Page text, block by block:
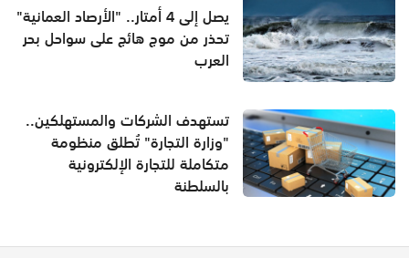
يصل إلى 4 أمتار.. "الأرصاد العمانية"
تحذر من موج هائج على سواحل بحر
العرب
تستهدف الشركات والمستهلكين..
"وزارة التجارة" تُطلق منظومة
متكاملة للتجارة الإلكترونية
بالسلطنة